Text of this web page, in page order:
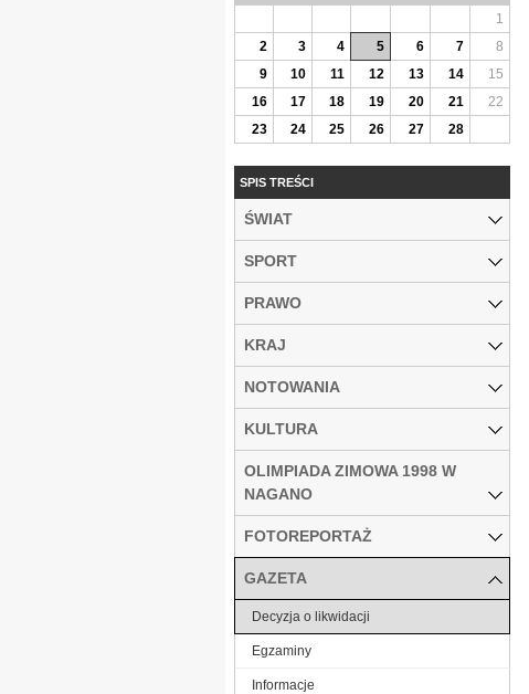
1
2
3 4 5 6 7
8
9
10 11 12 13 14
15
16
17 18 19 20 21
22
23
24 25 26 27 28
SPIS TREŚCI
ŚWIAT
SPORT
PRAWO
KRAJ
NOTOWANIA
KULTURA
OLIMPIADA ZIMOWA 1998 W
NAGANO
FOTOREPORTAŻ
GAZETA
Decyzja o likwidacji
Egzaminy
Informacje